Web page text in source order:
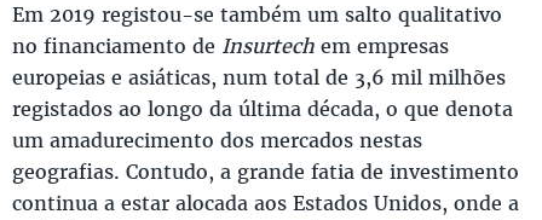
Em 2019 registou-se também um salto qualitativo
no financiamento de Insurtech em empresas
europeias e asiáticas, num total de 3,6 mil milhões
registados ao longo da última década, o que denota
um amadurecimento dos mercados nestas
geografias. Contudo, a grande fatia de investimento
continua a estar alocada aos Estados Unidos, onde a